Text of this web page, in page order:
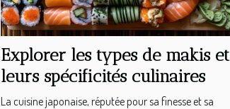
Explorer les types de makis et
leurs spécificités culinaires
La cuisine japonaise, réputée pour sa finesse et sa